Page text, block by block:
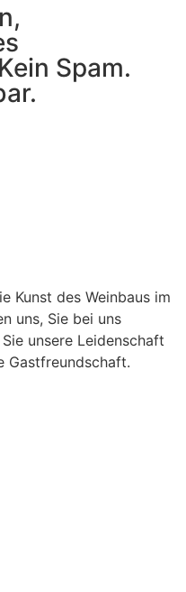
Spam.
Kunst des Weinbaus im
uns, Sie bei uns
unsere Leidenschaft
Gastfreundschaft.